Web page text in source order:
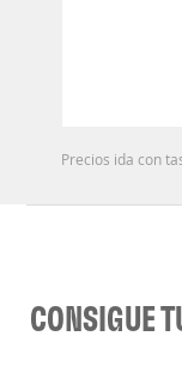
Precios ida con
CONSIGUE